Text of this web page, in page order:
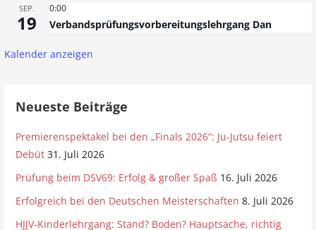
SEP.
19
0:00
Verbandsprüfungsvorbereitungslehrgang Dan
Kalender anzeigen
Neueste Beiträge
Premierenspektakel bei den „Finals 2026“: Ju-Jutsu feiert
Debüt 31. Juli 2026
Prüfung beim DSV69: Erfolg & großer Spaß 16. Juli 2026
Erfolgreich bei den Deutschen Meisterschaften 8. Juli 2026
HJJV-Kinderlehrgang: Stand? Boden? Hauptsache, richtig